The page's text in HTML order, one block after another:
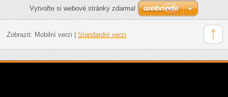
Vytvořte si webové stránky zdarma!
Zobrazit: Mobilní verzi Standardní verzi